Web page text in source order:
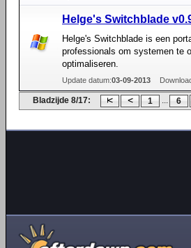
Helge's Switchblade
Helge's Switchblade is een
professionals om systemen te
optimaliseren.
Update datum:03-09-2013
Bladzijde 8/17: 1 ... 6